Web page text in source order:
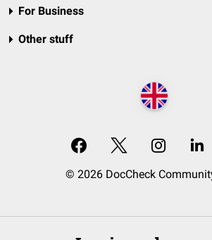
For Business
Other stuff
© 2026 DocCheck